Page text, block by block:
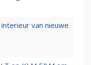
van nieuwe